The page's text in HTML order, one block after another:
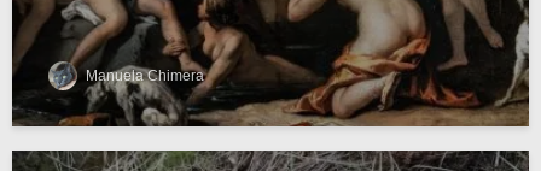
Manuela Chimera